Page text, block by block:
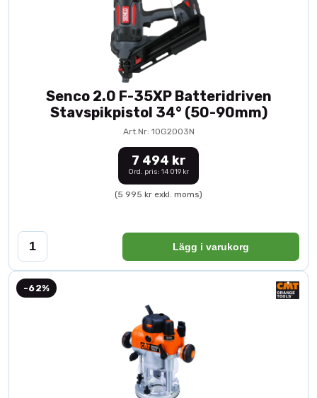
Senco 2.0 F-35XP Batteridriven
Stavspikpistol 34° (50-90mm)
Art.Nr: 10G2003N
7 494 kr
Ord. pris: 14 019 kr
(5 995 kr exkl. moms)
Lägg i varukorg
-62%